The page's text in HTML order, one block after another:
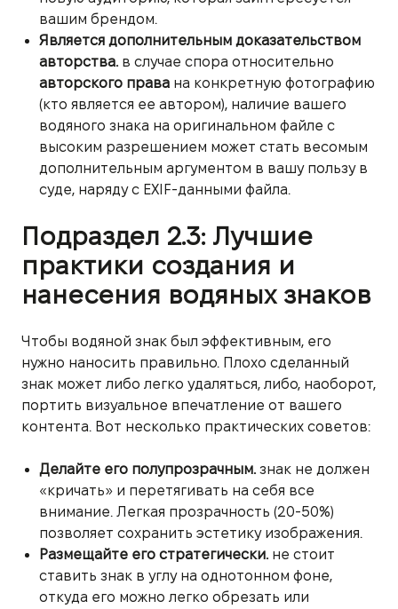
вашим брендом.
Является дополнительным доказательством
авторства. в случае спора относительно
авторского права на конкретную фотографию
(кто является ее автором), наличие вашего
водяного знака на оригинальном файле с
высоким разрешением может стать весомым
дополнительным аргументом в вашу пользу в
суде, наряду с EXIF-данными файла.
Подраздел 2.3: Лучшие
практики создания и
нанесения водяных знаков
Чтобы водяной знак был эффективным, его
нужно наносить правильно. Плохо сделанный
знак может либо легко удаляться, либо, наоборот,
портить визуальное впечатление от вашего
контента. Вот несколько практических советов:
Делайте его полупрозрачным. знак не должен
«кричать» и перетягивать на себя все
внимание. Легкая прозрачность (20-50%)
позволяет сохранить эстетику изображения.
Размещайте его стратегически. не стоит
ставить знак в углу на однотонном фоне,
откуда его можно легко обрезать или